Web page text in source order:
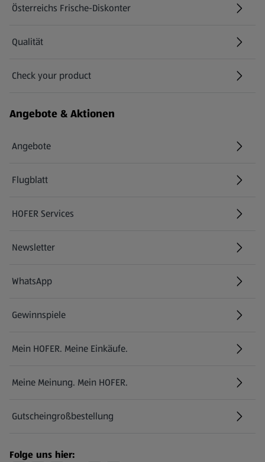
Österreichs Frische-Diskonter
Qualität
Check your product
(öffnet in einem neuen Tab)
Angebote & Aktionen
Angebote
Flugblatt
HOFER Services
Newsletter
WhatsApp
Gewinnspiele
Mein HOFER. Meine Einkäufe.
Meine Meinung. Mein HOFER.
Gutscheingroßbestellung
(öffnet in einem neuen Tab)
Folge uns hier: